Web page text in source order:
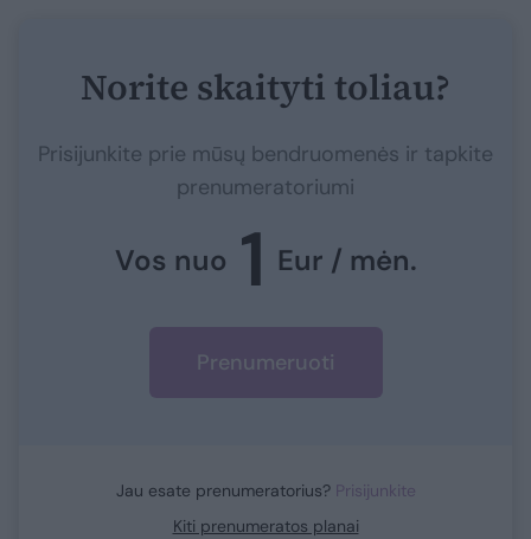
Norite skaityti toliau?
Prisijunkite prie mūsų bendruomenės ir tapkite
prenumeratoriumi
Vos nuo 1 Eur / mėn.
Prenumeruoti
Jau esate prenumeratorius? Prisijunkite
Kiti prenumeratos planai